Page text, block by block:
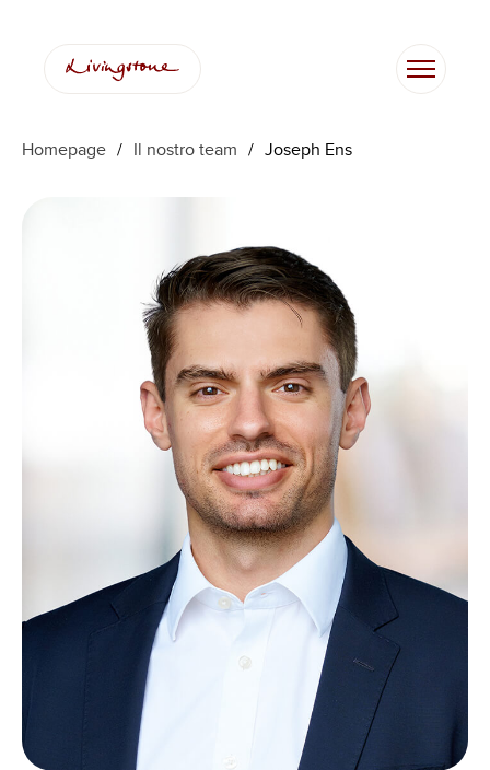
contenuto
Homepage / Il nostro team / Joseph Ens